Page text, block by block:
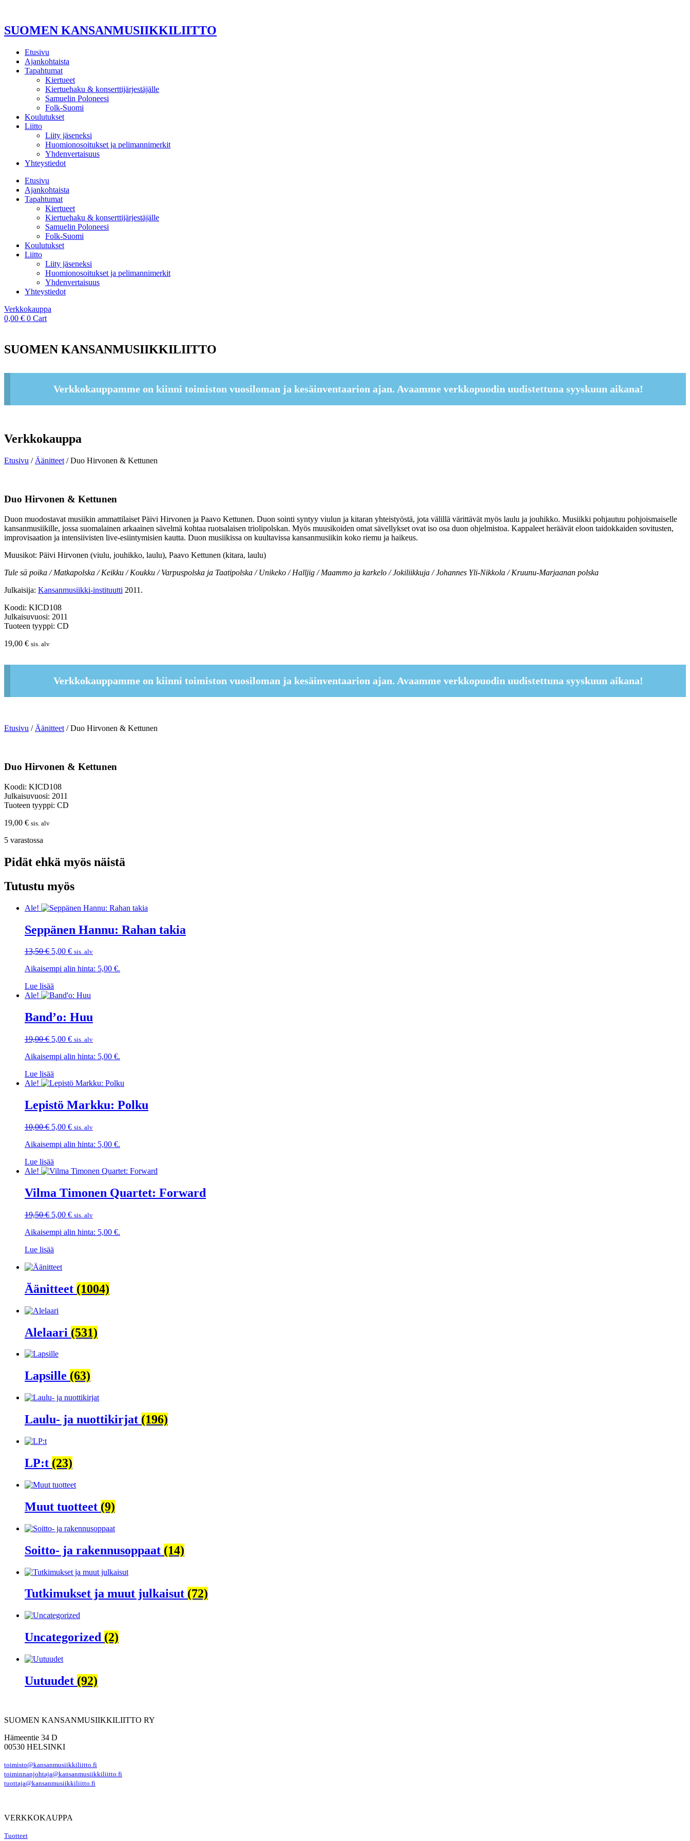
SUOMEN KANSANMUSIIKKILIITTO
Etusivu
Ajankohtaista
Tapahtumat
Kiertueet
Kiertuehaku & konserttijärjestäjälle
Samuelin Poloneesi
Folk-Suomi
Koulutukset
Liitto
Liity jäseneksi
Huomionosoitukset ja pelimannimerkit
Yhdenvertaisuus
Yhteystiedot
Etusivu
Ajankohtaista
Tapahtumat
Kiertueet
Kiertuehaku & konserttijärjestäjälle
Samuelin Poloneesi
Folk-Suomi
Koulutukset
Liitto
Liity jäseneksi
Huomionosoitukset ja pelimannimerkit
Yhdenvertaisuus
Yhteystiedot
Verkkokauppa
0,00 € 0 Cart
SUOMEN KANSANMUSIIKKILIITTO
Verkkokauppamme on kiinni toimiston vuosiloman ja kesäinventaarion ajan. Avaamme verkkopuodin uudistettuna syyskuun aikana!
Verkkokauppa
Etusivu / Äänitteet / Duo Hirvonen & Kettunen
Duo Hirvonen & Kettunen
Duon muodostavat musiikin ammattilaiset Päivi Hirvonen ja Paavo Kettunen. Duon sointi syntyy viulun ja kitaran yhteistyöstä, jota välillä värittävät myös laulu ja jouhikko. Musiikki pohjautuu pohjoismaiselle
kansanmusiikille, jossa suomalainen arkaainen sävelmä kohtaa ruotsalaisen triolipolskan. Myös muusikoiden omat sävellykset ovat iso osa duon ohjelmistoa. Kappaleet heräävät eloon taidokkaiden sovitusten,
improvisaation ja intensiivisten live-esiintymisien kautta. Duon musiikissa on kuultavissa kansanmusiikin koko riemu ja haikeus.
Muusikot: Päivi Hirvonen (viulu, jouhikko, laulu), Paavo Kettunen (kitara, laulu)
Tule sä poika / Matkapolska / Keikku / Koukku / Varpuspolska ja Taatipolska / Unikeko / Halljig / Maammo ja karkelo / Jokiliikkuja / Johannes Yli-Nikkola / Kruunu-Marjaanan polska
Julkaisija: Kansanmusiikki-instituutti 2011.
Koodi: KICD108
Julkaisuvuosi: 2011
Tuoteen tyyppi: CD
19,00 € sis. alv
Verkkokauppamme on kiinni toimiston vuosiloman ja kesäinventaarion ajan. Avaamme verkkopuodin uudistettuna syyskuun aikana!
Etusivu /Äänitteet/ Duo Hirvonen & Kettunen
Duo Hirvonen & Kettunen
Koodi: KICD108
Julkaisuvuosi: 2011
Tuoteen tyyppi: CD
19,00 € sis. alv
5 varastossa
Pidät ehkä myös näistä
Tutustu myös
Ale!
Seppänen Hannu: Rahan takia
13,50€ Alkuperäinen
oli:
5,00 €Nykyinen
on:
sis. alv
Aikaisempi alin hinta: 5,00 €.
Lue lisää
Ale!
Band’o: Huu
19,00€ Alkuperäinen
oli:
5,00 €Nykyinen
on:
sis. alv
Aikaisempi alin hinta: 5,00 €.
Lue lisää
Ale!
Lepistö Markku: Polku
10,00€ Alkuperäinen
oli:
5,00 €Nykyinen
on:
sis. alv
Aikaisempi alin hinta: 5,00 €.
Lue lisää
Ale!
Vilma Timonen Quartet: Forward
19,50€ Alkuperäinen
oli:
5,00 €Nykyinen
on:
sis. alv
Aikaisempi alin hinta: 5,00 €.
Lue lisää
Äänitteet (1004)
Alelaari (531)
Lapsille (63)
Laulu- ja nuottikirjat (196)
LP:t (23)
Muut tuotteet (9)
Soitto- ja rakennusoppaat (14)
Tutkimukset ja muut julkaisut (72)
Uncategorized (2)
Uutuudet (92)
SUOMEN KANSANMUSIIKKILIITTO RY
Hämeentie 34 D
00530 HELSINKI
toimisto@kansanmusiikkiliitto.fi
toiminnanjohtaja@kansanmusiikkiliitto.fi
tuottaja@kansanmusiikkiliitto.fi
VERKKOKAUPPA
Tuotteet